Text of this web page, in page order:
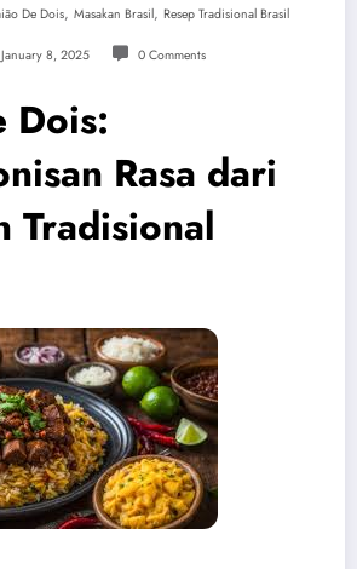
De Dois, Masakan Brasil, Resep Tradisional Brasil
January 8, 2025 0 Comments
Dois:
Rasa dari
Tradisional